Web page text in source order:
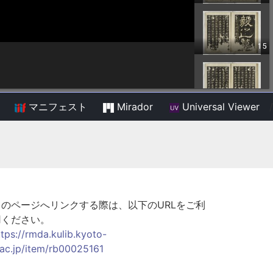
マニフェスト Mirador Universal Viewer
ページへリンクする際は、以下のURLをご利
ださい。
rmda.kulib.kyoto-
item/rb00025161